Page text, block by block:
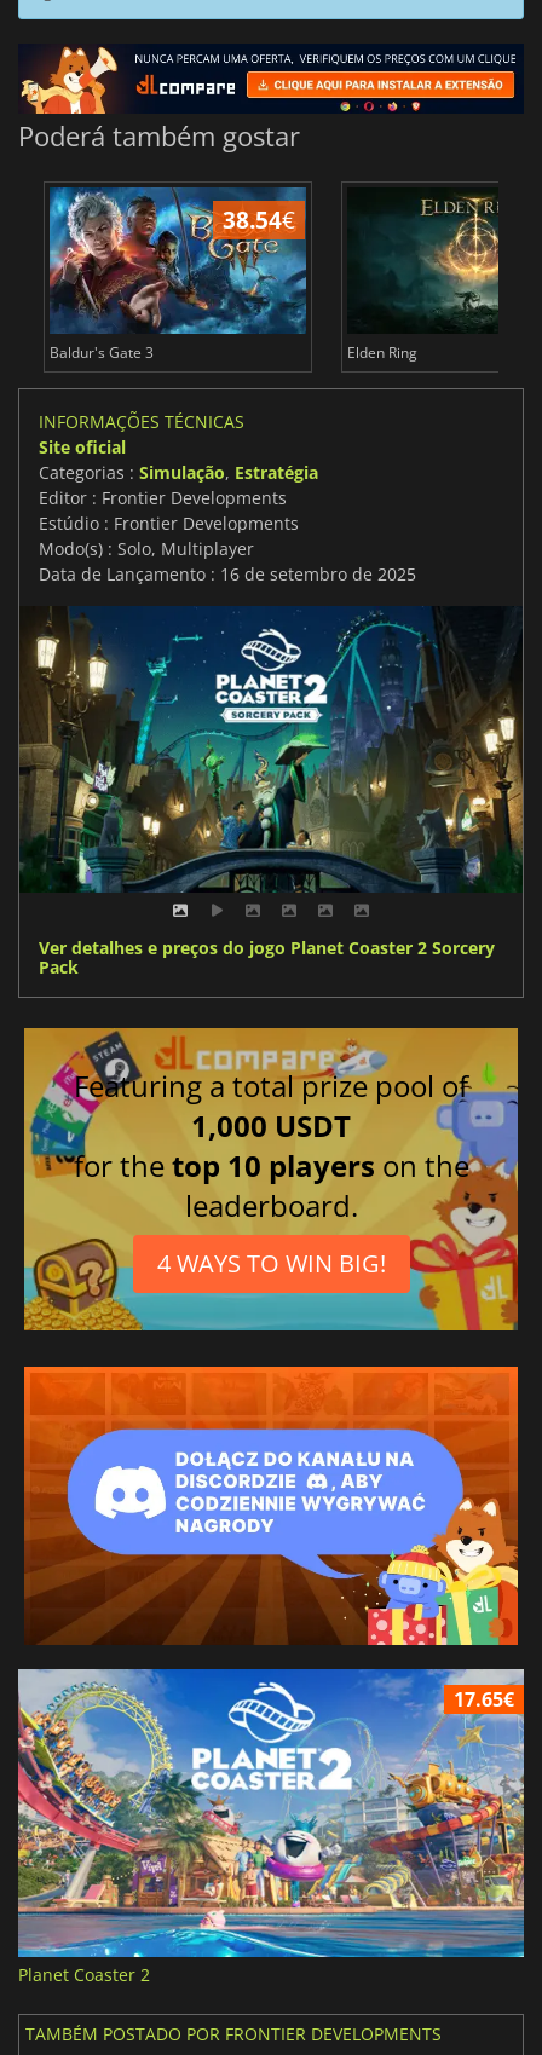
Poderá também gostar
38.54€
Baldur's Gate 3 Elden Ring
INFORMAÇÕES TÉCNICAS
Site oficial
Categorias : Simulação, Estratégia
Editor : Frontier Developments
Estúdio : Frontier Developments
Modo(s) : Solo, Multiplayer
Data de Lançamento : 16 de setembro de 2025
Ver detalhes e preços do jogo Planet Coaster 2 Sorcery
Pack
Featuring a total prize pool of
1,000 USDT
for thetop 10 players on the
leaderboard.
4 WAYS TO WIN BIG!
17.65€
Planet Coaster 2
TAMBÉM POSTADO POR FRONTIER DEVELOPMENTS